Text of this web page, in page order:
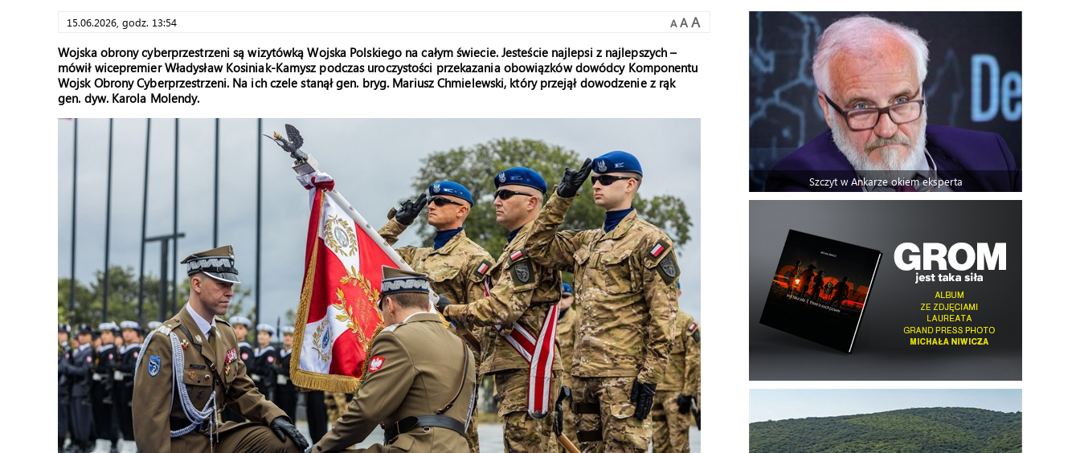
15.06.2026, godz. 13:54 A A A
Wojska obrony cyberprzestrzeni są wizytówką Wojska Polskiego na całym świecie. Jesteście najlepsi z najlepszych –
mówił wicepremier Władysław Kosiniak-Kamysz podczas uroczystości przekazania obowiązków dowódcy Komponentu
Wojsk Obrony Cyberprzestrzeni. Na ich czele stanął gen. bryg. Mariusz Chmielewski, który przejął dowodzenie z rąk
gen. dyw. Karola Molendy.
Szczyt w Ankarze okiem eksperta